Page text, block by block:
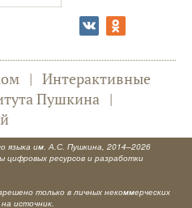
| Интерактивные
Пушкина |
языка им. А.С. Пушкина, 2014–2026
ресурсов и разработки
только в личных некоммерческих
источник.